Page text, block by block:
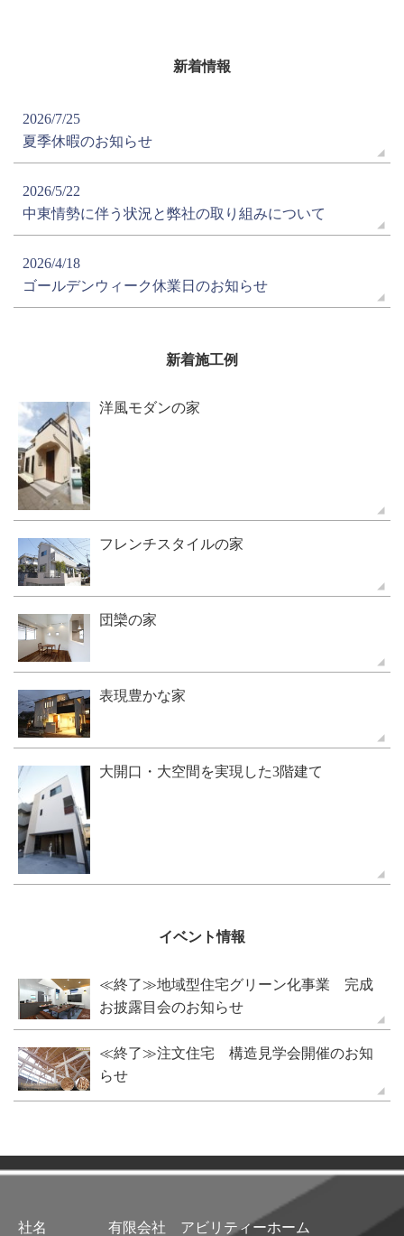
新着情報
2026/7/25
夏季休暇のお知らせ
2026/5/22
中東情勢に伴う状況と弊社の取り組みについて
2026/4/18
ゴールデンウィーク休業日のお知らせ
新着施工例
洋風モダンの家
フレンチスタイルの家
団欒の家
表現豊かな家
大開口・大空間を実現した3階建て
イベント情報
≪終了≫地域型住宅グリーン化事業 完成
お披露目会のお知らせ
≪終了≫注文住宅 構造見学会開催のお知
らせ
社名 有限会社 アビリティーホーム